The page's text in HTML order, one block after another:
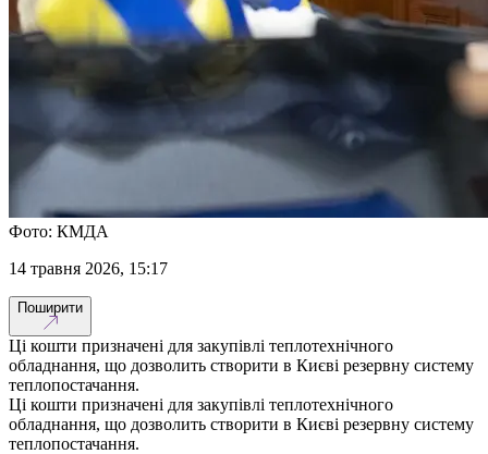
Фото: КМДА
14 травня 2026, 15:17
Поширити
Ці кошти призначені для закупівлі теплотехнічного
обладнання, що дозволить створити в Києві резервну систему
теплопостачання.
Ці кошти призначені для закупівлі теплотехнічного
обладнання, що дозволить створити в Києві резервну систему
теплопостачання.